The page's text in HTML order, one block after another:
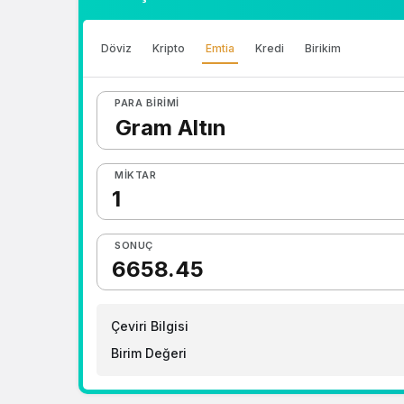
Döviz Kripto Emtia Kredi Birikim
PARA BIRIMI
MIKTAR
SONUÇ
Çeviri Bilgisi
Birim Değeri